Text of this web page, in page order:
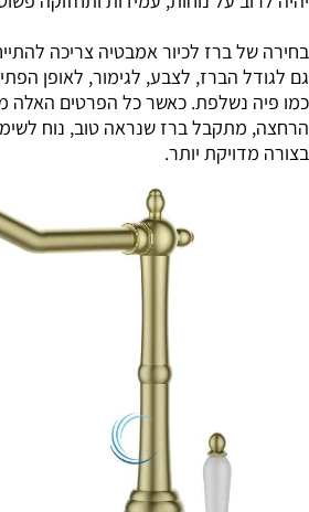
בחירה של ברז לכיור אמבטיה צריכה
גם לגודל הברז, לצבע, לגימור, לאופן
כמו פיה נשלפת. כאשר כל הפרטים האלה
הרחצה, מתקבל ברז שנראה טוב, נוח
בצורה מדויקת יותר.